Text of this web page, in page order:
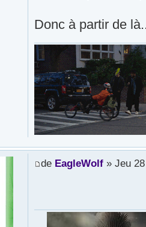
Donc à partir de
de EagleWolf» Jeu 28